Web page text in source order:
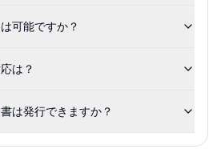
可能ですか？
は？
は発行できますか？